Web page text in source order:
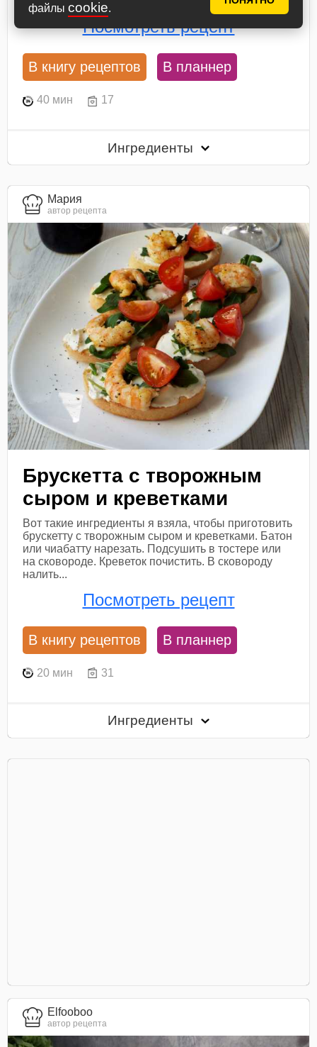
файлы cookie.
Посмотреть рецепт
В книгу рецептов В планнер
40 мин 17
Ингредиенты
Мария
автор рецепта
Брускетта с творожным
сыром и креветками
Вот такие ингредиенты я взяла, чтобы приготовить
брускетту с творожным сыром и креветками. Батон
или чиабатту нарезать. Подсушить в тостере или
на сковороде. Креветок почистить. В сковороду
налить...
Посмотреть рецепт
В книгу рецептов В планнер
20 мин 31
Ингредиенты
Elfooboo
автор рецепта